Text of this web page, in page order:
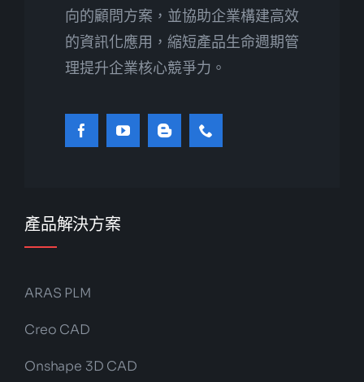
向的顧問方案，並協助企業構建高效
的資訊化應用，縮短產品生命週期管
理提升企業核心競爭力。
產品解決方案
ARAS PLM
Creo CAD
Onshape 3D CAD